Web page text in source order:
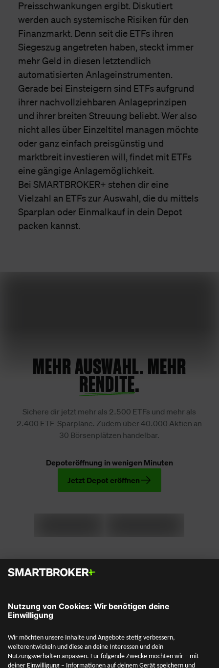
Preisschwankungen ergibt. Diskutiert
werden auch systemische Risiken für den
Finanzmarkt. Denn seit die ETFs ihren
Siegeszug angetreten haben, steckt immer
mehr Geld in diesen letztendlich
automatisierten Anlageinstrumenten.
Gerade bei Einsteigern sind ETFs aufgrund
ihrer nachvollziehbaren Anlageprinzipen
und ihrer breiten Streuung beliebt. Wer also
nicht alles über Einzeltitel managen möchte
oder ganz einfach preisgünstig und
marktbreit investieren will, findet mit ETFs
eine gängige Anlagemöglichkeit.
Bei SMARTBROKER+ stehen dir eine
Vielzahl an ETFs zur Auswahl, die du mittels
Sparplan oder Einmalkauf in dein Depot
packen kannst.
MEHR AUSWAHL. MEHR
RENDITE.
Sichere dir jetzt mehr als 2.500 ETFs und mehr als
2.400 ETF-Sparpläne. Zudem über 40.000 Aktien an
30 Börsenplätzen handelbar.
Depoteröffnung in wenigen Minuten
Jetzt Depot eröffnen